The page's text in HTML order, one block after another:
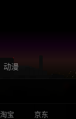
动漫
淘宝 京东